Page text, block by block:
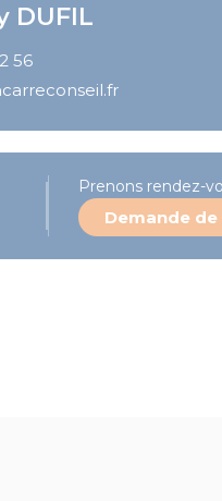
DUFIL
56
Prenons rendez-
Demande